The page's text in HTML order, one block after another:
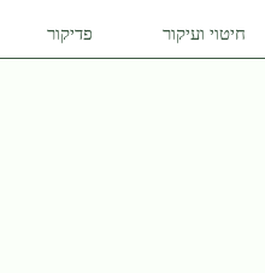
חיטוי ועיקור פדיקור